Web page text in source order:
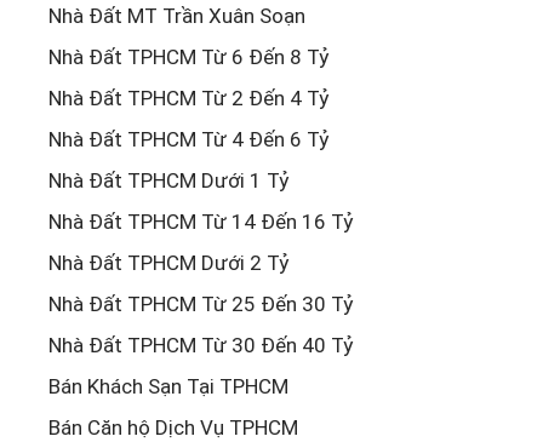
Nhà Đất MT Trần Xuân Soạn
Nhà Đất TPHCM Từ 6 Đến 8 Tỷ
Nhà Đất TPHCM Từ 2 Đến 4 Tỷ
Nhà Đất TPHCM Từ 4 Đến 6 Tỷ
Nhà Đất TPHCM Dưới 1 Tỷ
Nhà Đất TPHCM Từ 14 Đến 16 Tỷ
Nhà Đất TPHCM Dưới 2 Tỷ
Nhà Đất TPHCM Từ 25 Đến 30 Tỷ
Nhà Đất TPHCM Từ 30 Đến 40 Tỷ
Bán Khách Sạn Tại TPHCM
Bán Căn hộ Dịch Vụ TPHCM